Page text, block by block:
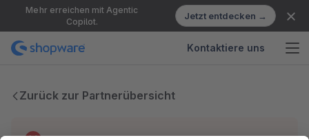
Mehr erreichen mit Agentic
Copilot.
Jetzt entdecken →
Kontaktiere uns
Zurück zur Partnerübersicht